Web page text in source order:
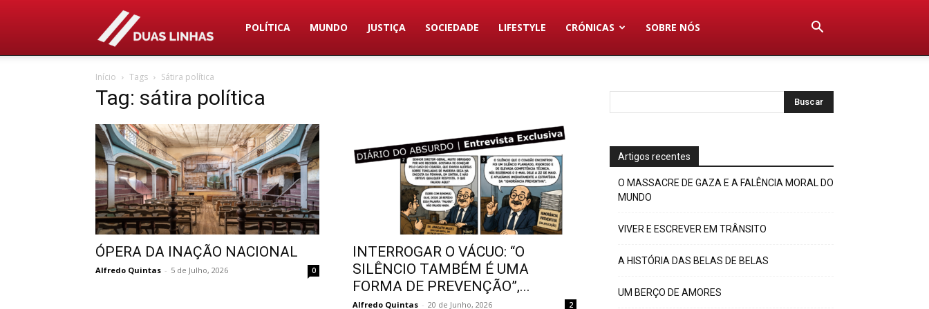
Duas
POLÍTICA MUNDO JUSTIÇA SOCIEDADE LIFESTYLE CRÓNICAS SOBRE NÓS
Início Tags Sátira política
Tag: sátira política
ÓPERA DA INAÇÃO NACIONAL
Alfredo Quintas - 5 de Julho, 2026 0
INTERROGAR O VÁCUO: “O
SILÊNCIO TAMBÉM É UMA
FORMA DE PREVENÇÃO”,...
Alfredo Quintas - 20 de Junho, 2026 2
Artigos recentes
O MASSACRE DE GAZA E A FALÊNCIA MORAL DO
MUNDO
VIVER E ESCREVER EM TRÂNSITO
A HISTÓRIA DAS BELAS DE BELAS
UM BERÇO DE AMORES